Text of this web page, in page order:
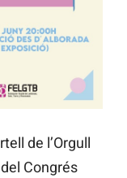
de l’Orgull
Congrés